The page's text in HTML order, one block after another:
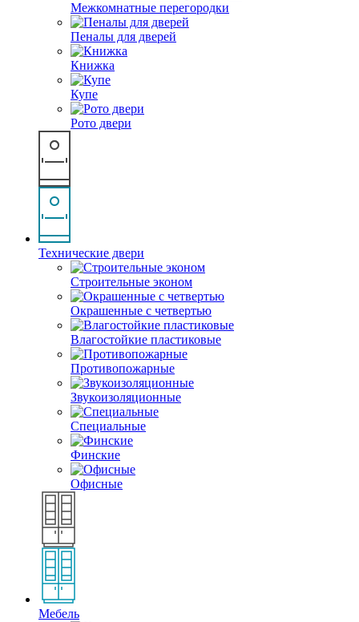
Межкомнатные перегородки
Пеналы для дверей
Книжка
Купе
Рото двери
Технические двери
Строительные эконом
Окрашенные с четвертью
Влагостойкие пластиковые
Противопожарные
Звукоизоляционные
Специальные
Финские
Офисные
Мебель